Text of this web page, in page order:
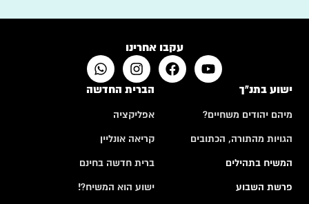
עקבו אחרינו
ישוע בתנ"ך
מיהם יהודים משחיים?
הגויות מהתורה, הכתובים
המשיח בתהילים
פרשת השבוע
הברית החדשה
אפליקציה
קריאה אונליין
ברית חדשה בחינם
ישוע הוא המשיח?!